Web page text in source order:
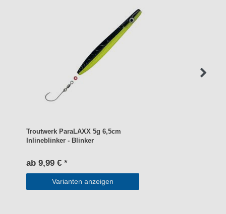
Troutwerk ParaLAXX 5g 6,5cm
Inlineblinker - Blinker
ab 9,99 € *
Varianten anzeigen